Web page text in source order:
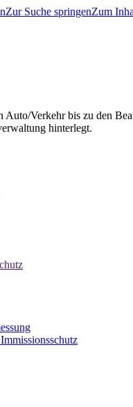
Zur Suche springenZum
Verkehr bis zu den
hinterlegt.